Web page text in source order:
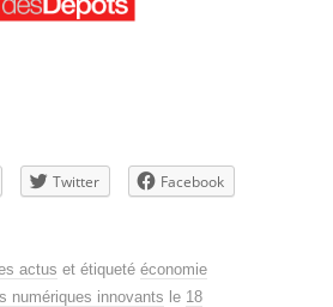
Twitter
Facebook
actus et étiqueté économie
numériques innovants le 18